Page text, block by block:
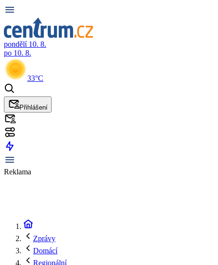
pondělí 10. 8.
po 10. 8.
33°C
Přihlášení
Reklama
Zprávy
Domácí
Regionální